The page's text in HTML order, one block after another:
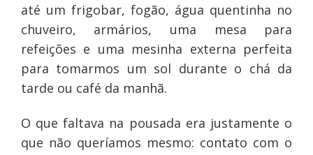
até um frigobar, fogão, água quentinha no
chuveiro, armários, uma mesa para
refeições e uma mesinha externa perfeita
para tomarmos um sol durante o chá da
tarde ou café da manhã.
O que faltava na pousada era justamente o
que não queríamos mesmo: contato com o